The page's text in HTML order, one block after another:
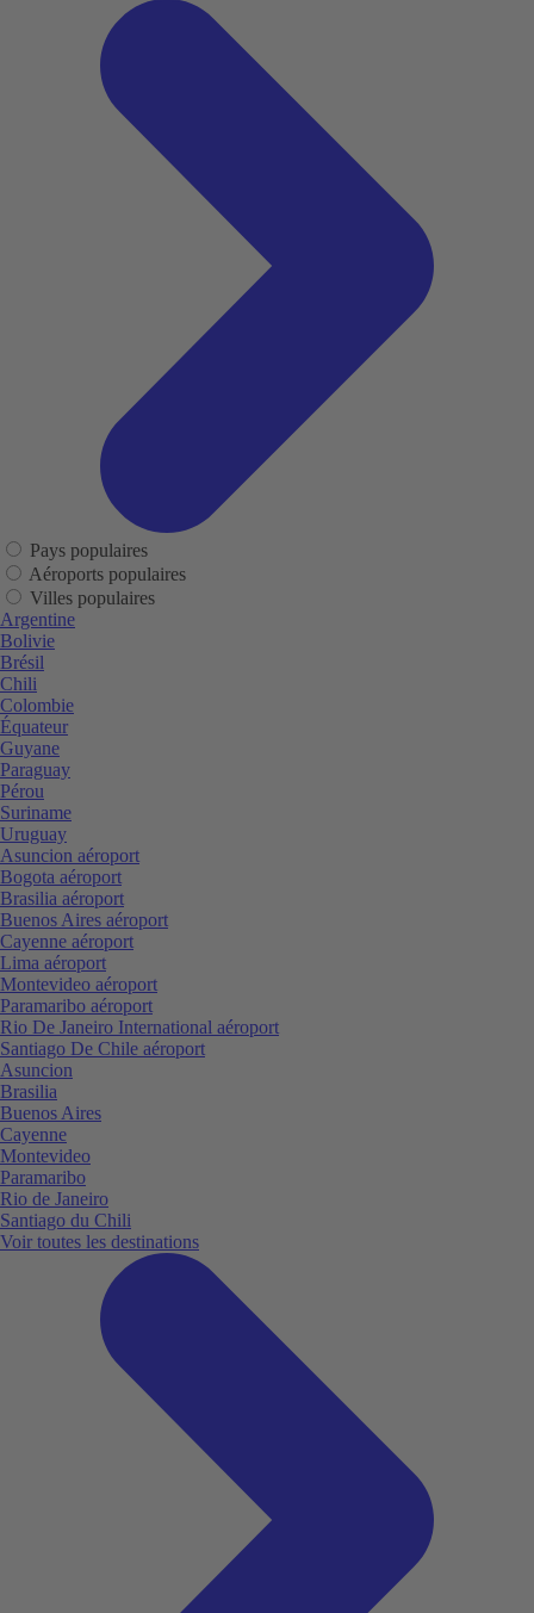
Pays populaires
Aéroports populaires
Villes populaires
Argentine
Bolivie
Brésil
Chili
Colombie
Équateur
Guyane
Paraguay
Pérou
Suriname
Uruguay
Asuncion aéroport
Bogota aéroport
Brasilia aéroport
Buenos Aires aéroport
Cayenne aéroport
Lima aéroport
Montevideo aéroport
Paramaribo aéroport
Rio De Janeiro International aéroport
Santiago De Chile aéroport
Asuncion
Brasilia
Buenos Aires
Cayenne
Montevideo
Paramaribo
Rio de Janeiro
Santiago du Chili
Voir toutes les destinations